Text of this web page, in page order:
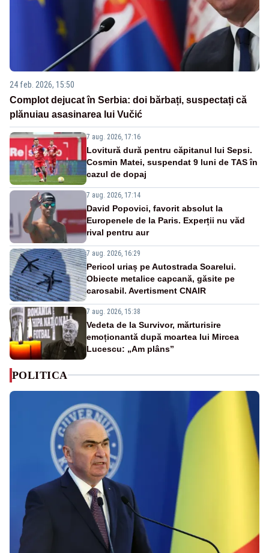
24 feb. 2026, 15:50
Complot dejucat în Serbia: doi bărbați, suspectați că
plănuiau asasinarea lui Vučić
7 aug. 2026, 17:16
Lovitură dură pentru căpitanul lui Sepsi.
Cosmin Matei, suspendat 9 luni de TAS în
cazul de dopaj
7 aug. 2026, 17:14
David Popovici, favorit absolut la
Europenele de la Paris. Experții nu văd
rival pentru aur
7 aug. 2026, 16:29
Pericol uriaș pe Autostrada Soarelui.
Obiecte metalice capcană, găsite pe
carosabil. Avertisment CNAIR
7 aug. 2026, 15:38
Vedeta de la Survivor, mărturisire
emoționantă după moartea lui Mircea
Lucescu: „Am plâns”
POLITICA